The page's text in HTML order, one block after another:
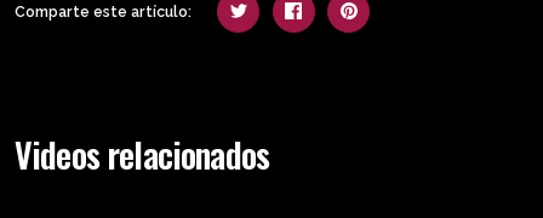
Comparte este artículo:
Videos relacionados